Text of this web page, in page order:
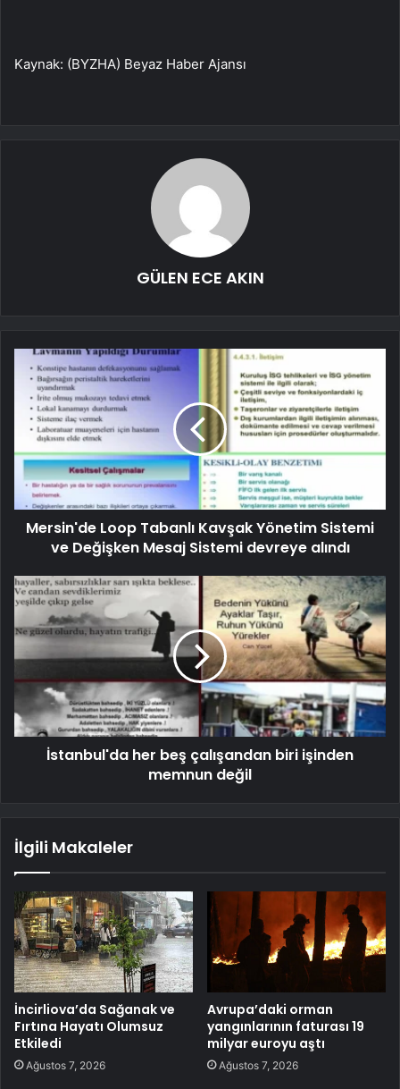
Kaynak: (BYZHA) Beyaz Haber Ajansı
GÜLEN ECE AKIN
Mersin'de Loop Tabanlı Kavşak Yönetim Sistemi
ve Değişken Mesaj Sistemi devreye alındı
İstanbul'da her beş çalışandan biri işinden
memnun değil
İlgili Makaleler
İncirliova’da Sağanak ve
Fırtına Hayatı Olumsuz
Etkiledi
Ağustos 7, 2026
Avrupa’daki orman
yangınlarının faturası 19
milyar euroyu aştı
Ağustos 7, 2026